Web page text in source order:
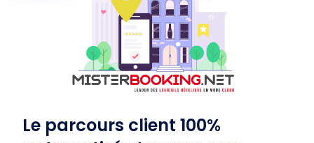
Le parcours client 100%